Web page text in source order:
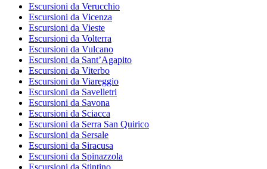
Escursioni da Verucchio
Escursioni da Vicenza
Escursioni da Vieste
Escursioni da Volterra
Escursioni da Vulcano
Escursioni da Sant’Agapito
Escursioni da Viterbo
Escursioni da Viareggio
Escursioni da Savelletri
Escursioni da Savona
Escursioni da Sciacca
Escursioni da Serra San Quirico
Escursioni da Sersale
Escursioni da Siracusa
Escursioni da Spinazzola